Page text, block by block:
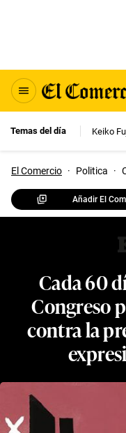
Temas del día Keiko
El Comercio · Politica ·
Añadir El
Cada 60
Congreso
contra la